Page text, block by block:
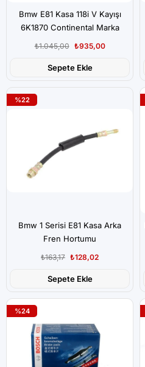
Bmw E81 Kasa 118i V Kayışı
6K1870 Continental Marka
₺935,00
₺1.045,00
Sepete Ekle
Bmw 1 Serisi E81 Kasa Arka
Fren Hortumu
₺128,02
₺163,17
Sepete Ekle
%22
%24